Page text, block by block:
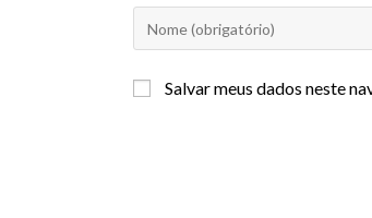
Salvar meus dados neste